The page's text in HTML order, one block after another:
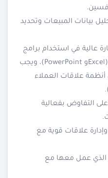
بيانات المبيعات وتحديد
عالية في استخدام برامج
مايكروسوفت أوفيس خاصة (Excelو PowerPoint)، ويجب
أنظمة علاقات العملاء
التفاوض بفعالية
وإدارة علاقات قوية مع
الذي عمل معها مع